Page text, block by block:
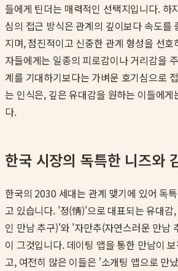
들에게 틴더는 매력적인 선택지입니다. 하
심의 접근 방식은 관계의 깊이보다 속도를
지며, 점진적이고 신중한 관계 형성을 선
자들에게는 일종의 피로감이나 거리감을
계를 기대하기보다는 가벼운 호기심으로
는 인식은, 깊은 유대감을 원하는 이들에게
다.
한국 시장의 독특한 니즈와
한국의 2030 세대는 관계 맺기에 있어 독
고 있습니다. '정(情)'으로 대표되는 유대감
인 만남 추구)'와 '자만추(자연스러운 만남
이 그것입니다. 데이팅 앱을 통한 만남이
고, 여전히 많은 이들은 '소개팅 앱으로 만